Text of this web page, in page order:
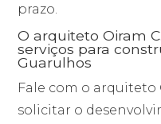
prazo.
O arquiteto Oiram
serviços para
Guarulhos
Fale com o arquiteto
solicitar o